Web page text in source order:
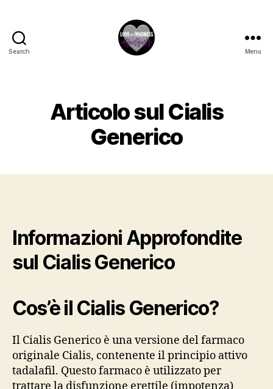
Search Menu
Articolo sul Cialis
Generico
Informazioni Approfondite
sul Cialis Generico
Cos’è il Cialis Generico?
Il Cialis Generico è una versione del farmaco
originale Cialis, contenente il principio attivo
tadalafil. Questo farmaco è utilizzato per